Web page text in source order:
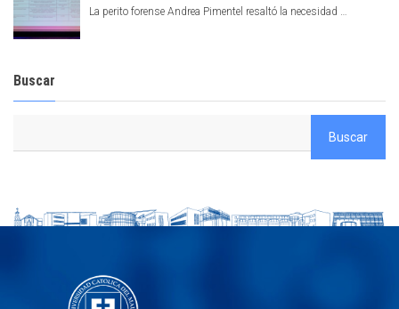
La perito forense Andrea Pimentel resaltó la necesidad …
Buscar